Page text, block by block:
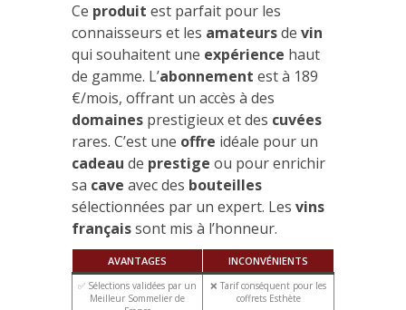
Ce produit est parfait pour les
connaisseurs et les amateursde vin
qui souhaitent une expérience haut
de gamme. L’abonnement est à 189
€/mois, offrant un accès à des
domaines prestigieux et des cuvées
rares. C’est une offre idéale pour un
cadeau de prestige ou pour enrichir
sa cave avec des bouteilles
sélectionnées par un expert. Les vins
françaissont mis à l’honneur.
AVANTAGES INCONVÉNIENTS
✅ Sélections validées par un
Meilleur Sommelier de
❌ Tarif conséquent pour les
coffrets Esthète